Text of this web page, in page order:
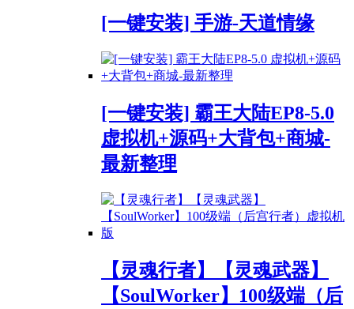
[一键安装] 手游-天道情缘
[一键安装] 霸王大陆EP8-5.0
虚拟机+源码+大背包+商城-
最新整理
【灵魂行者】【灵魂武器】
【SoulWorker】100级端（后